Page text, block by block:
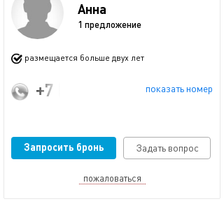
Анна
1 предложение
размещается больше двух лет
показать номер
+7 (917) 534-73-77
Запросить бронь Задать вопрос
пожаловаться